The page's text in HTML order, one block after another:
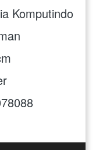
Komputindo